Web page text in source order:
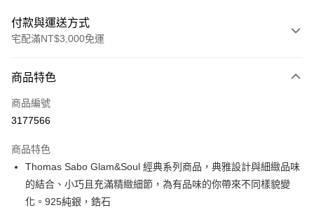
付款與運送方式
宅配滿NT$3,000免運
信用卡一次付款
LINE Pay
街口支付
悠遊付
商品特色
商品編號
3177566
商品特色
Thomas Sabo Glam&Soul 經典系列商品，典雅設計與細緻品味
的結合、小巧且充滿精緻細節，為有品味的你帶來不同樣貌變
化。925純銀，鋯石